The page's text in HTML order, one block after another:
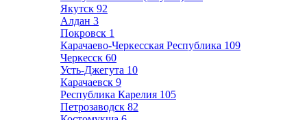
Якутск 92
Алдан 3
Покровск 1
Карачаево-Черкесская Республика 109
Черкесск 60
Усть-Джегута 10
Карачаевск 9
Республика Карелия 105
Петрозаводск 82